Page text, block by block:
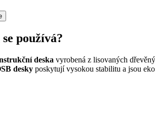
používá?
deska vyrobená z lisovaných
desky poskytují vysokou stabilitu a jsou